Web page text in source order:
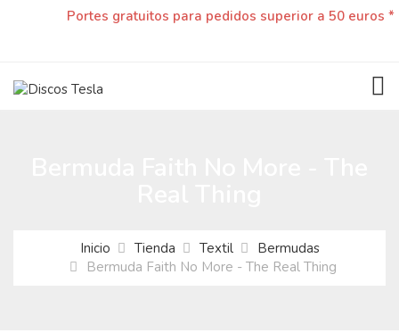
Portes gratuitos para pedidos superior a 50 euros *
Inicio Tienda Textil
Bermudas
Bermuda Faith No More - The Real Thing